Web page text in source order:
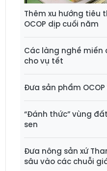
Thêm xu hướng tiêu
OCOP dịp cuối năm
Các làng nghề
cho vụ tết
Đưa sản phẩm
“Đánh thức” vùng
sen
Đưa nông sản xứ
sâu vào các chuỗi